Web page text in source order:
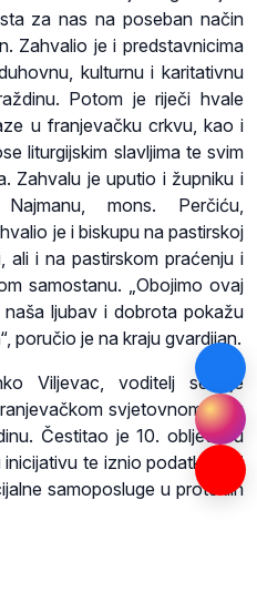
za nas na poseban način
Zahvalio je i predstavnicima
kulturnu i karitativnu
Potom je riječi hvale
u franjevačku crkvu, kao i
liturgijskim slavljima te svim
Zahvalu je uputio i župniku i
mons. Perčiću,
je i biskupu na pastirskoj
ali i na pastirskom praćenju i
samostanu. „Obojimo ovaj
ljubav i dobrota pokažu
poručio je na kraju gvardijan.
Viljevac, voditelj sekcije
svjetovnom redu
Čestitao je 10. obljetnicu
te iznio podatke koji
samoposluge u proteklih